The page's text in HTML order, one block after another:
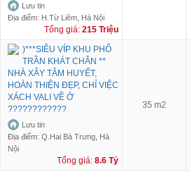
Lưu tin
Địa điểm: H.Từ Liêm, Hà Nội
Tổng giá: 215 Triệu
)***SIÊU VÍP KHU PHỐ
TRẦN KHÁT CHÂN **
NHÀ XÂY TÂM HUYẾT,
HOÀN THIỆN ĐẸP, CHỈ VIỆC
XÁCH VALI VỀ Ở
????????????
Lưu tin
Địa điểm: Q.Hai Bà Trưng, Hà
Nội
Tổng giá: 8.6 Tỷ
35 m2